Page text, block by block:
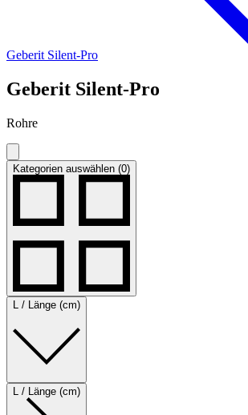
Geberit Silent-Pro
Geberit Silent-Pro
Rohre
Kategorien auswählen (0)
L / Länge (cm)
L / Länge (cm)